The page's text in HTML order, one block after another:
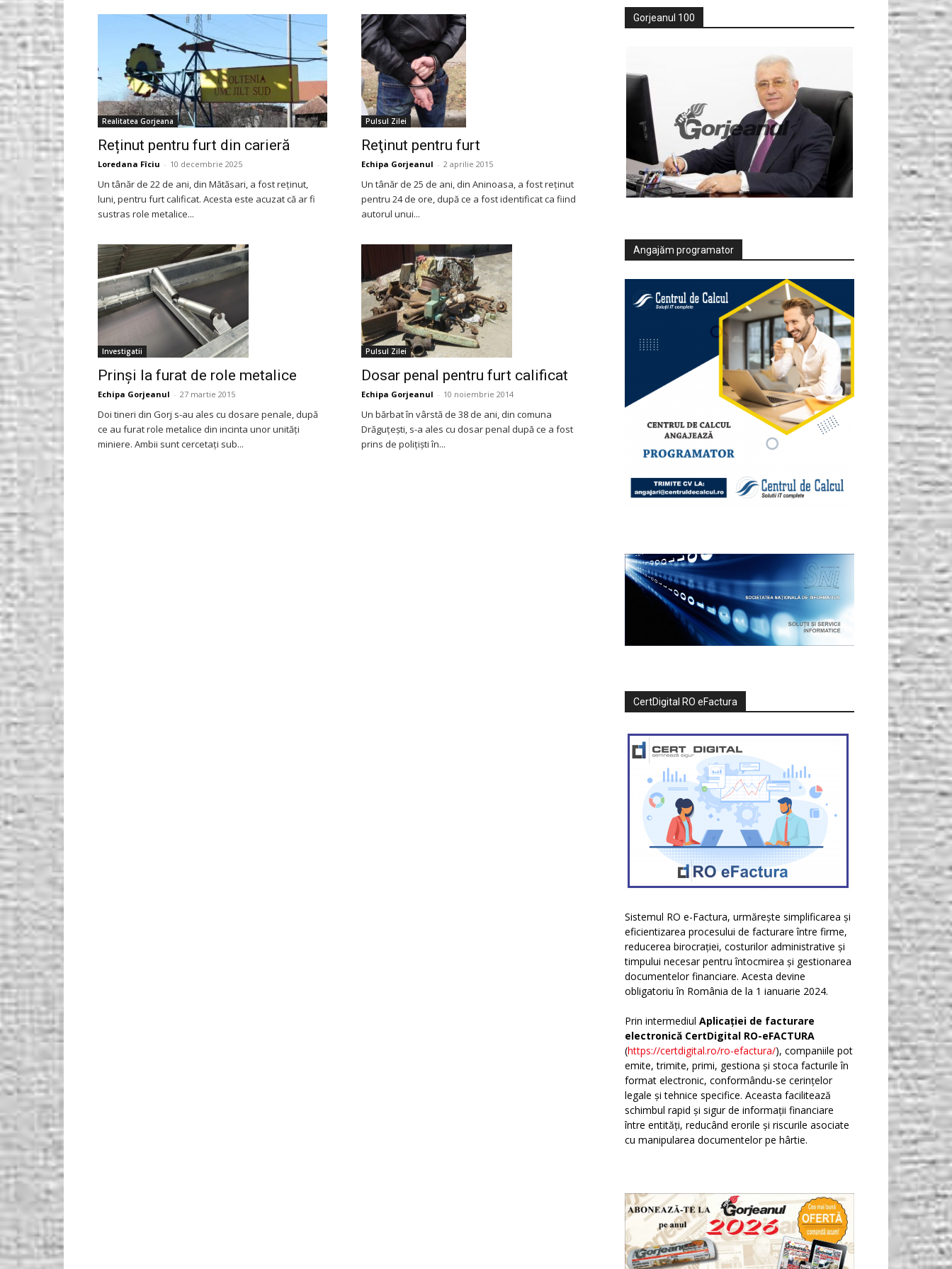
Gorjeanul.ro
Realitatea Gorjeana
Reținut pentru furt din carieră
Loredana Fîciu - 10 decembrie 2025
Un tânăr de 22 de ani, din Mătăsari, a fost reținut,
luni, pentru furt calificat. Acesta este acuzat că ar fi
sustras role metalice...
Pulsul Zilei
Reţinut pentru furt
Echipa Gorjeanul - 2 aprilie 2015
Un tânăr de 25 de ani, din Aninoasa, a fost reţinut
pentru 24 de ore, după ce a fost identificat ca fiind
autorul unui...
Investigatii
Prinşi la furat de role metalice
Echipa Gorjeanul - 27 martie 2015
Doi tineri din Gorj s-au ales cu dosare penale, după
ce au furat role metalice din incinta unor unităţi
miniere. Ambii sunt cercetaţi sub...
Pulsul Zilei
Dosar penal pentru furt calificat
Echipa Gorjeanul - 10 noiembrie 2014
Un bărbat în vârstă de 38 de ani, din comuna
Drăguţeşti, s-a ales cu dosar penal după ce a fost
prins de poliţişti în...
Gorjeanul 100
Angajăm programator
CertDigital RO eFactura
Sistemul RO e-Factura, urmărește simplificarea și
eficientizarea procesului de facturare între firme,
reducerea birocrației, costurilor administrative și
timpului necesar pentru întocmirea și gestionarea
documentelor financiare. Acesta devine
obligatoriu în România de la 1 ianuarie 2024.
Prin intermediul Aplicației de facturare
electronică CertDigital RO-eFACTURA
(https://certdigital.ro/ro-efactura/), companiile pot
emite, trimite, primi, gestiona și stoca facturile în
format electronic, conformându-se cerințelor
legale și tehnice specifice. Aceasta facilitează
schimbul rapid și sigur de informații financiare
între entități, reducând erorile și riscurile asociate
cu manipularea documentelor pe hârtie.